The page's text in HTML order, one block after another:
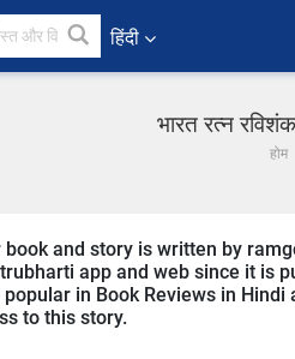
हिंदी
भारत रत्न
होम
and story is written by
app and web since it is
in Book Reviews in
to this story.